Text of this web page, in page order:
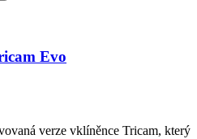
Evo
verze vklíněnce Tricam, který